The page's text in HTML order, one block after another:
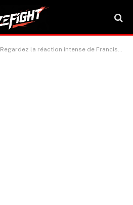
Regardez la réaction intense de Francis Ngannou après son KO sur Renan Ferreira